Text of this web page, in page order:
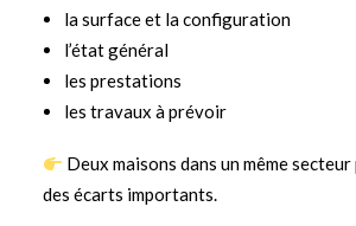
la surface et la configuration
l’état général
les prestations
les travaux à prévoir
Deux maisons dans un même
des écarts importants.